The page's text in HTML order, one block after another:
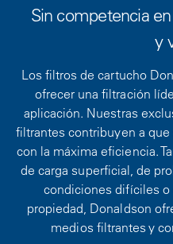
Sin competencia
y
Los filtros de cartucho
ofrecer una filtración
aplicación. Nuestras
filtrantes contribuyen a
con la máxima eficiencia.
de carga superficial, de
condiciones difíciles
propiedad, Donaldson
medios filtrantes y